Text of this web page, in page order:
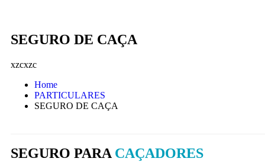
SEGURO DE CAÇA
xzcxzc
Home
PARTICULARES
SEGURO DE CAÇA
SEGURO PARA CAÇADORES